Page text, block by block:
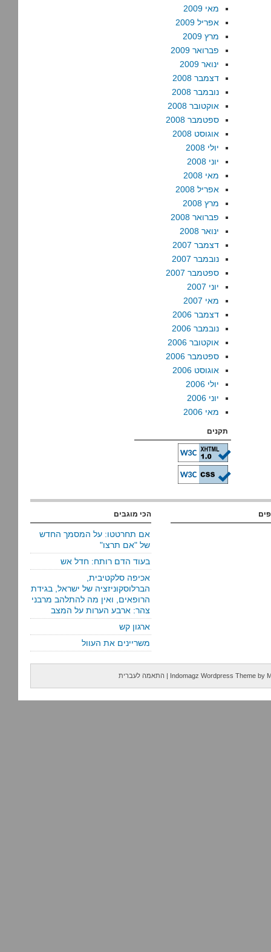
מאי 2009
אפריל 2009
מרץ 2009
פברואר 2009
ינואר 2009
דצמבר 2008
נובמבר 2008
אוקטובר 2008
ספטמבר 2008
אוגוסט 2008
יולי 2008
יוני 2008
מאי 2008
אפריל 2008
מרץ 2008
פברואר 2008
ינואר 2008
דצמבר 2007
נובמבר 2007
ספטמבר 2007
יוני 2007
מאי 2007
דצמבר 2006
נובמבר 2006
אוקטובר 2006
ספטמבר 2006
אוגוסט 2006
יולי 2006
יוני 2006
מאי 2006
תקנים
הכי מוגבים
אם תחרטטו: על המסמך החדש
של "אם תרצו"
בעוד הדם רותח: חדל אש
אכיפה סלקטיבית,
הברלוסקוניזציה של ישראל, בגידת
הרופאים, ואין מה להתלהב מרבני
צהר: ארבע הערות על המצב
ארגון קש
משריינים את העוול
Indomagz Wordpress Theme by
| התאמה לעברית